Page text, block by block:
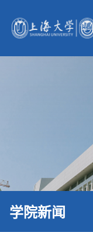
学院新闻